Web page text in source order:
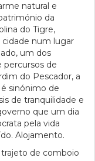
natural e
da
do Tigre,
cidade num lugar
um dos
percursos de
do Pescador, a
sinónimo de
de tranquilidade e
que um dia
pela vida
Alojamento.
de comboio